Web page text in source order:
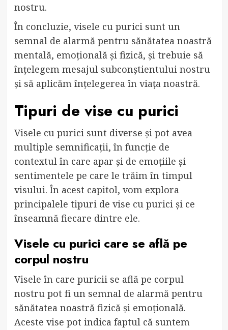
nostru.
În concluzie, visele cu purici sunt un
semnal de alarmă pentru sănătatea noastră
mentală, emoțională și fizică, și trebuie să
înțelegem mesajul subconștientului nostru
și să aplicăm înțelegerea în viața noastră.
Tipuri de vise cu purici
Visele cu purici sunt diverse și pot avea
multiple semnificații, în funcție de
contextul în care apar și de emoțiile și
sentimentele pe care le trăim în timpul
visului. În acest capitol, vom explora
principalele tipuri de vise cu purici și ce
înseamnă fiecare dintre ele.
Visele cu purici care se află pe
corpul nostru
Visele în care puricii se află pe corpul
nostru pot fi un semnal de alarmă pentru
sănătatea noastră fizică și emoțională.
Aceste vise pot indica faptul că suntem